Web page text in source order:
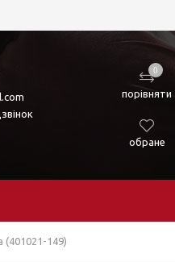
0
порівняти
обране
(401021-149)